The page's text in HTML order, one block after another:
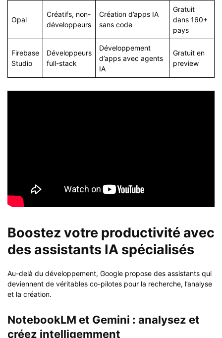
Opal
Créatifs, non-
développeurs
Création d’apps IA
sans code
Gratuit
dans 160+
pays
Firebase
Studio
Développeurs
full-stack
Développement
d’apps avec agents
IA
Gratuit en
preview
Boostez votre productivité avec
des assistants IA spécialisés
Au-delà du développement, Google propose des assistants qui
deviennent de véritables co-pilotes pour la recherche, l’analyse
et la création.
NotebookLM et Gemini : analysez et
créez intelligemment